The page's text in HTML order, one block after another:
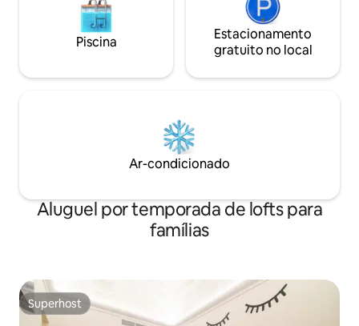
Piscina
Estacionamento
gratuito no local
Ar-condicionado
Aluguel por temporada de lofts para
famílias
Superhost
Superhost